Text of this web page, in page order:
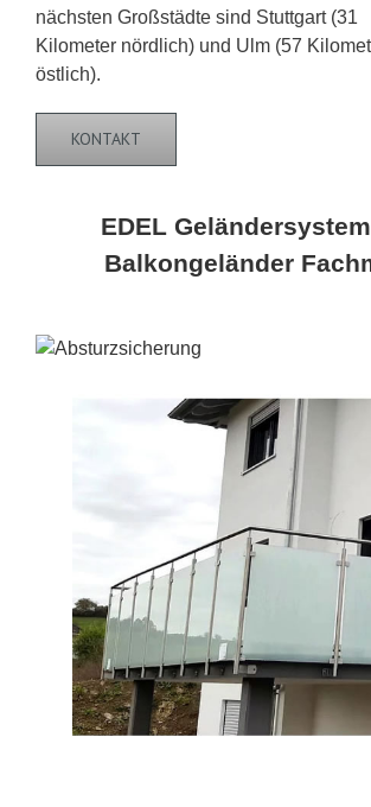
nächsten Großstädte sind Stuttgart (31
Kilometer nördlich) und Ulm (57
östlich).
KONTAKT
EDEL
Balkongeländer